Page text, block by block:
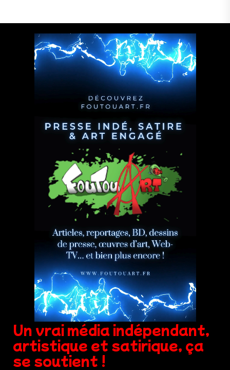
Un vrai média indépendant,
artistique et satirique, ça
se soutient !